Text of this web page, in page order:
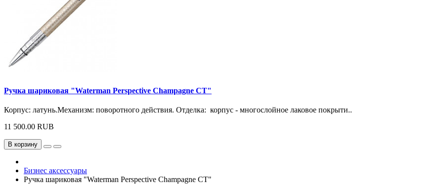
Ручка шариковая "Waterman Perspective Champagne CT"
Корпус: латунь.Механизм: поворотного действия. Отделка: корпус - многослойное лаковое покрыти..
11 500.00 RUB
В корзину
Бизнес аксессуары
Ручка шариковая "Waterman Perspective Champagne CT"